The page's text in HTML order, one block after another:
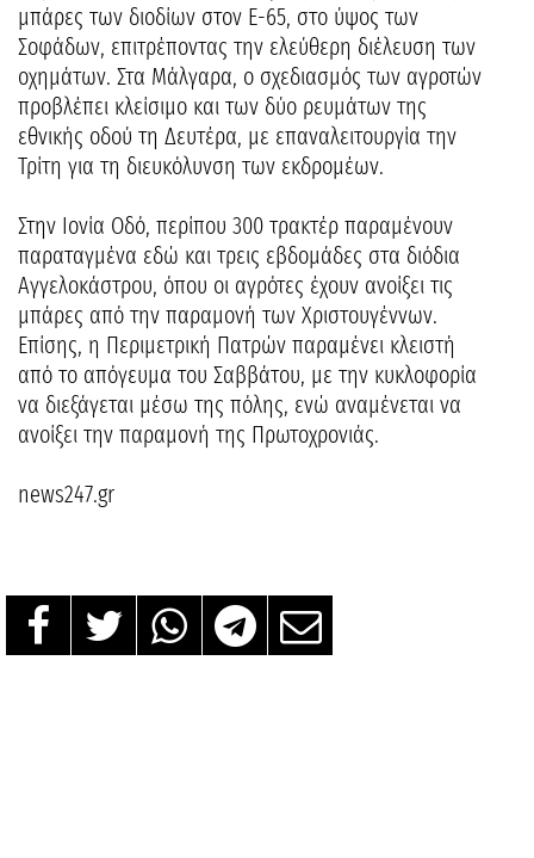
μπάρες των διοδίων στον Ε-65, στο ύψος των
Σοφάδων, επιτρέποντας την ελεύθερη διέλευση των
οχημάτων. Στα Μάλγαρα, ο σχεδιασμός των αγροτών
προβλέπει κλείσιμο και των δύο ρευμάτων της
εθνικής οδού τη Δευτέρα, με επαναλειτουργία την
Τρίτη για τη διευκόλυνση των εκδρομέων.
Στην Ιονία Οδό, περίπου 300 τρακτέρ παραμένουν
παραταγμένα εδώ και τρεις εβδομάδες στα διόδια
Αγγελοκάστρου, όπου οι αγρότες έχουν ανοίξει τις
μπάρες από την παραμονή των Χριστουγέννων.
Επίσης, η Περιμετρική Πατρών παραμένει κλειστή
από το απόγευμα του Σαββάτου, με την κυκλοφορία
να διεξάγεται μέσω της πόλης, ενώ αναμένεται να
ανοίξει την παραμονή της Πρωτοχρονιάς.
news247.gr